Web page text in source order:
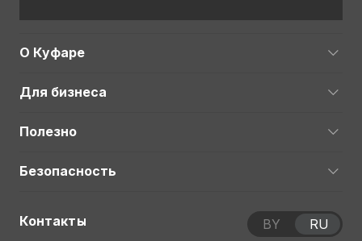
О Куфаре
Для бизнеса
Полезно
Безопасность
Контакты BY RU